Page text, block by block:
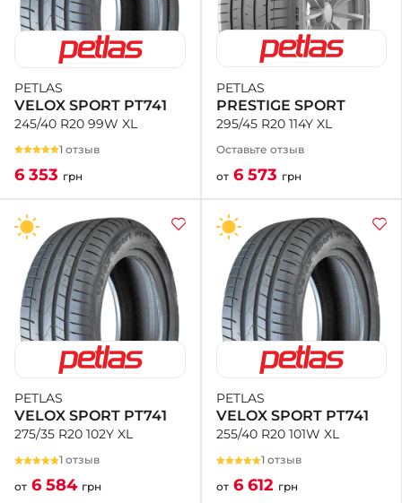
PETLAS
VELOX SPORT PT741
245/40 R20 99W XL
1 отзыв
6 353 грн
PETLAS
PRESTIGE SPORT
295/45 R20 114Y XL
Оставьте отзыв
от 6 573 грн
PETLAS
VELOX SPORT PT741
275/35 R20 102Y XL
1 отзыв
от 6 584 грн
PETLAS
VELOX SPORT PT741
255/40 R20 101W XL
1 отзыв
от 6 612 грн